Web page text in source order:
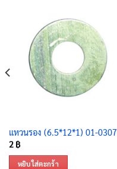
แหวนรอง (6.5*12*1) 01-0307
2 ฿
หยิบใส่ตะกร้า